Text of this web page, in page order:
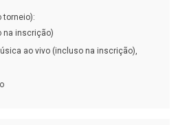
torneio):
na inscrição)
ao vivo (incluso na inscrição),